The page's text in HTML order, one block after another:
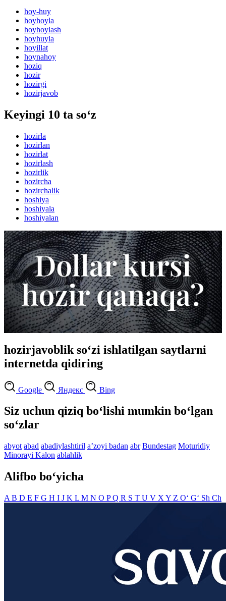
hoy-huy
hoyhoyla
hoyhoylash
hoyhuyla
hoyillat
hoynahoy
hoziq
hozir
hozirgi
hozirjavob
Keyingi 10 ta so‘z
hozirla
hozirlan
hozirlat
hozirlash
hozirlik
hozircha
hozirchalik
hoshiya
hoshiyala
hoshiyalan
hozirjavoblik so‘zi ishlatilgan saytlarni
internetda qidiring
Google Яндекс Bing
Siz uchun qiziq bo‘lishi mumkin bo‘lgan
so‘zlar
abyot abad abadiylashtiril aʼzoyi badan abr Bundestag Moturidiy
Minorayi Kalon ablahlik
Alifbo bo‘yicha
A B D E F G H I J K L M N O PQ R S T U V X Y Z O‘ G‘ Sh Ch